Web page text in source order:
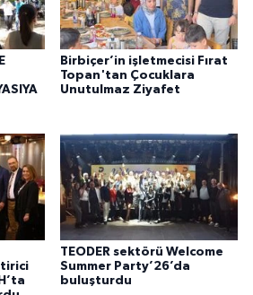
Birbiçer’in işletmecisi Fırat
Topan'tan Çocuklara
Unutulmaz Ziyafet
TEODER sektörü Welcome
Summer Party’26’da
buluşturdu